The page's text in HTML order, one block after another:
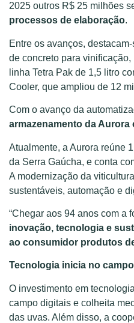
2025 outros R$ 25 milhões
processos de elaboração.
Entre os avanços,
de concreto para
linha Tetra Pak de 1,5 litro
Cooler, que ampliou de 12
Com o avanço da
armazenamento da Aurora
Atualmente, a Aurora reúne
da Serra Gaúcha, e conta
A modernização da
sustentáveis, automação e
“Chegar aos 94 anos com a
inovação, tecnologia e
ao consumidor produtos
Tecnologia inicia no campo
O investimento em
campo digitais e colheita
das uvas. Além disso, a